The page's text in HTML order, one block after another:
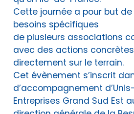
Cette journée a pour but
besoins spécifiques
de plusieurs associations
avec des actions
directement sur le terrain.
Cet évènement s’inscrit
d’accompagnement
Entreprises Grand Sud Est